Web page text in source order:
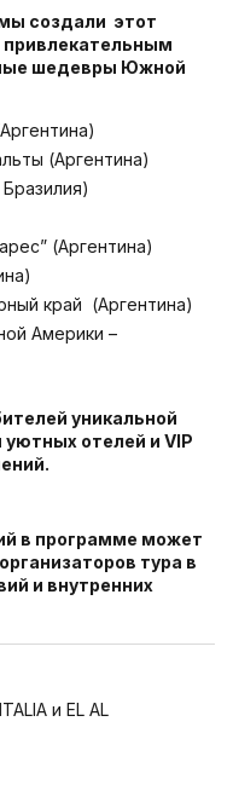
создали этот
шедевры Южной
(Аргентина)
(Аргентина)
край (Аргентина)
Америки –
уникальной
отелей и VIP
в программе может
тура в
и внутренних
и EL AL